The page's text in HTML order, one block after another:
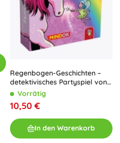
Regenbogen-Geschichten –
detektivisches Partyspiel von
MINDOK
Vorrätig
10,50 €
In den Warenkorb